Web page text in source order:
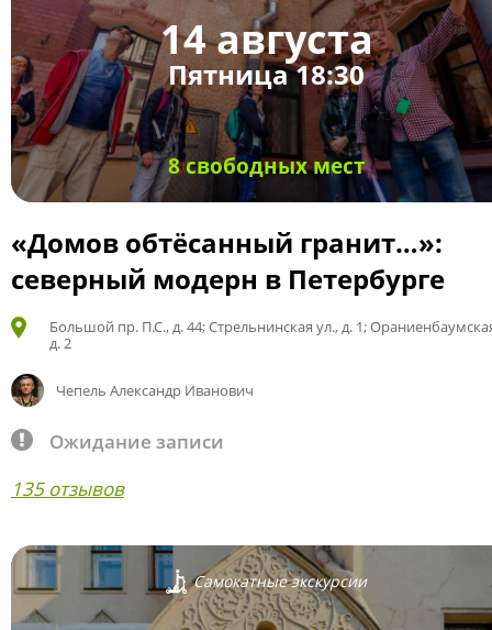
14 августа
Пятница 18:30
8 свободных мест
«Домов обтёсанный гранит…»:
северный модерн в Петербурге
Большой пр. П.С., д. 44; Стрельнинская ул., д. 1;
д. 2
Чепель Александр Иванович
Ожидание записи
135 отзывов
Самокатные экскурсии